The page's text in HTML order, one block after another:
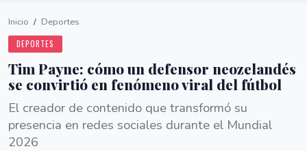
Inicio / Deportes
DEPORTES
Tim Payne: cómo un defensor neozelandés
se convirtió en fenómeno viral del fútbol
El creador de contenido que transformó su
presencia en redes sociales durante el Mundial
2026